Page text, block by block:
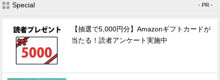
Special - PR -
【抽選で5,000円分】Amazonギフトカードが
当たる！読者アンケート実施中